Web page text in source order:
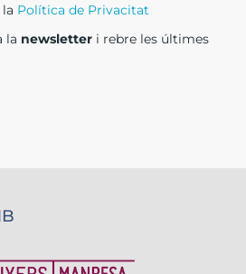
Política de Privacitat​
la newsletter i rebre les últimes